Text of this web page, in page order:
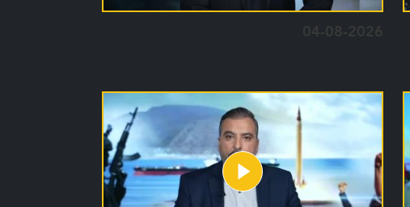
04-08-2026